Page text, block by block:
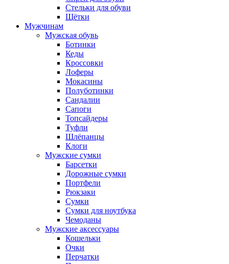
Стельки для обуви
Щётки
Мужчинам
Мужская обувь
Ботинки
Кеды
Кроссовки
Лоферы
Мокасины
Полуботинки
Сандалии
Сапоги
Топсайдеры
Туфли
Шлёпанцы
Клоги
Мужские сумки
Барсетки
Дорожные сумки
Портфели
Рюкзаки
Сумки
Сумки для ноутбука
Чемоданы
Мужские аксессуары
Кошельки
Очки
Перчатки